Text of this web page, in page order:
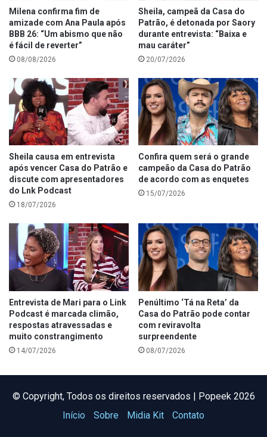
Milena confirma fim de
amizade com Ana Paula após
BBB 26: “Um abismo que não
é fácil de reverter”
08/08/2026
Sheila, campeã da Casa do
Patrão, é detonada por Saory
durante entrevista: “Baixa e
mau caráter”
20/07/2026
Sheila causa em entrevista
após vencer Casa do Patrão e
discute com apresentadores
do Lnk Podcast
18/07/2026
Confira quem será o grande
campeão da Casa do Patrão
de acordo com as enquetes
15/07/2026
Entrevista de Mari para o Link
Podcast é marcada climão,
respostas atravessadas e
muito constrangimento
14/07/2026
Penúltimo ‘Tá na Reta’ da
Casa do Patrão pode contar
com reviravolta
surpreendente
08/07/2026
©️ Copyright, Todos os direitos reservados | Popeek 2026
Início
Sobre Midia Kit Contato